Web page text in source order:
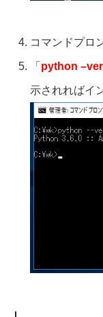
コマンドプロ
「 python
示されればイ